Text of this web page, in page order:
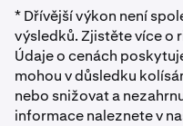
budoucího výkonu.
umožňuje předpovídat
* Dřívější výkon není
výsledků. Zjistěte více o
Údaje o cenách
mohou v důsledku
nebo snižovat a
informace naleznete v